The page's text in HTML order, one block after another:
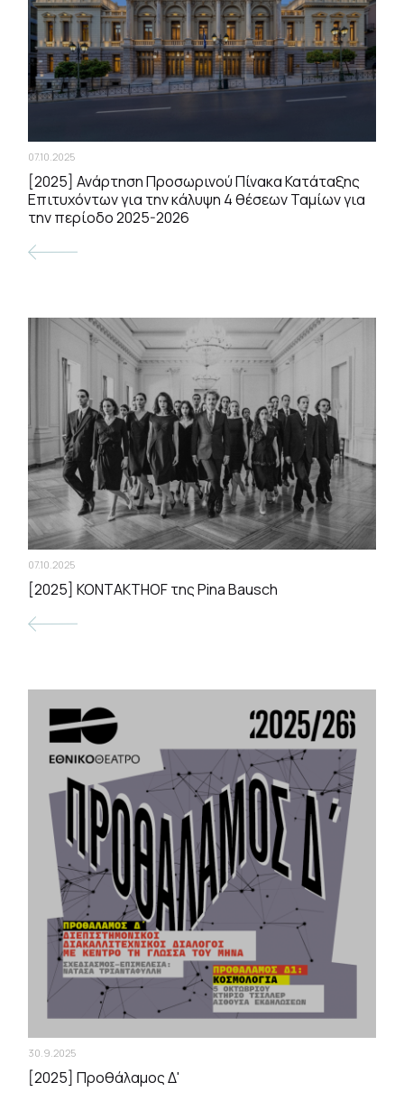
07.10.2025
[2025] Ανάρτηση Προσωρινού Πίνακα Κατάταξης
Επιτυχόντων για την κάλυψη 4 θέσεων Ταμίων για
την περίοδο 2025-2026
07.10.2025
[2025] KONTAKTHOF της Pina Bausch
30.9.2025
[2025] Προθάλαμος Δ'